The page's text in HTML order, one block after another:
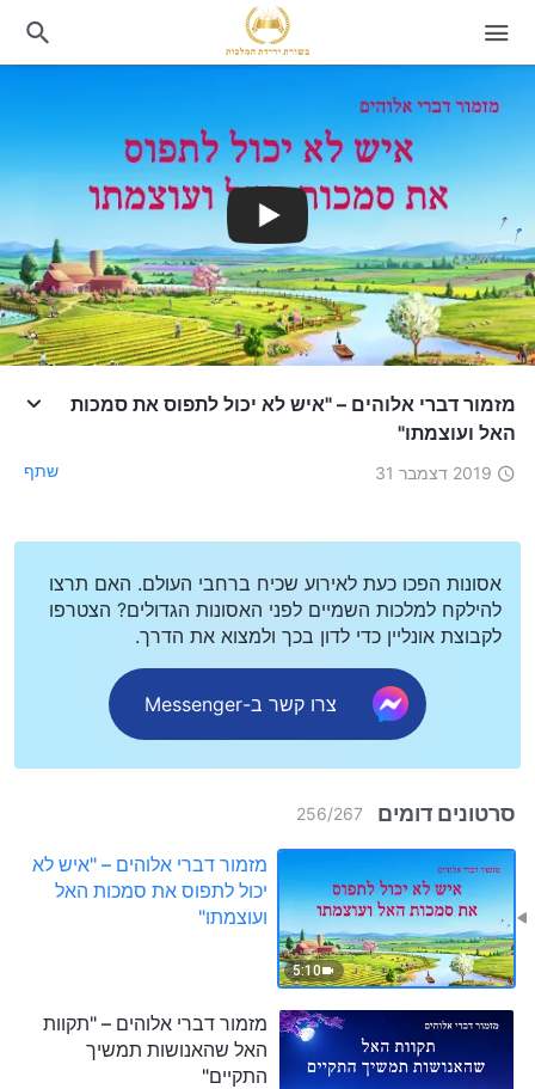
מזמור דברי אלוהים – "איש לא יכול לתפוס את סמכות
האל ועוצמתו"
2019 דצמבר 31 שתף
אסונות הפכו כעת לאירוע שכיח ברחבי העולם. האם תרצו
להילקח למלכות השמיים לפני האסונות הגדולים? הצטרפו
לקבוצת אונליין כדי לדון בכך ולמצוא את הדרך.
צרו קשר ב-Messenger
סרטונים דומים 256/267
5:10
מזמור דברי אלוהים – "איש לא
יכול לתפוס את סמכות האל
ועוצמתו"
מזמור דברי אלוהים – "תקוות
האל שהאנושות תמשיך
התקיים"